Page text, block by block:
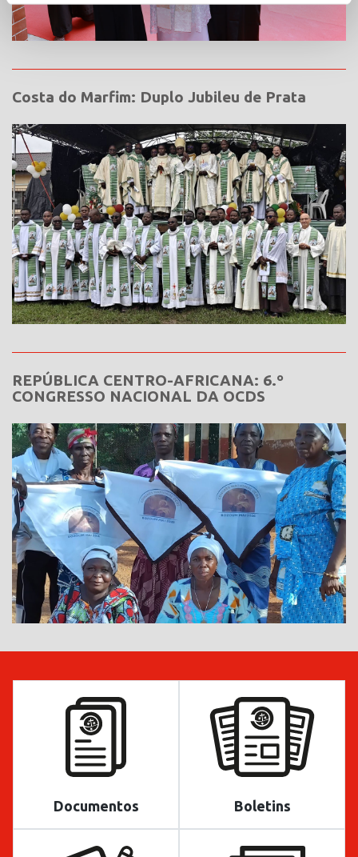
Costa do Marfim: Duplo Jubileu de Prata
REPÚBLICA CENTRO-AFRICANA: 6.º
CONGRESSO NACIONAL DA OCDS
Documentos Boletins